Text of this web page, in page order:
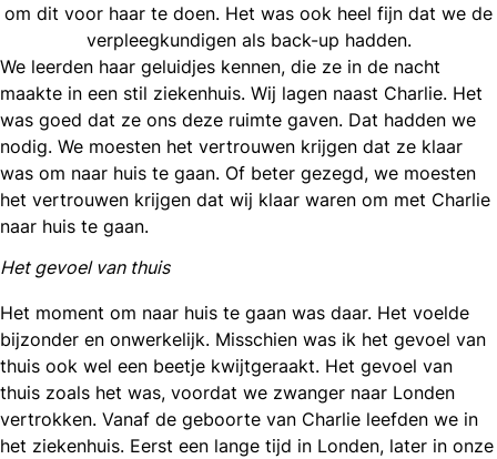
om dit voor haar te doen. Het was ook heel fijn dat we de
verpleegkundigen als back-up hadden.
We leerden haar geluidjes kennen, die ze in de nacht
maakte in een stil ziekenhuis. Wij lagen naast Charlie. Het
was goed dat ze ons deze ruimte gaven. Dat hadden we
nodig. We moesten het vertrouwen krijgen dat ze klaar
was om naar huis te gaan. Of beter gezegd, we moesten
het vertrouwen krijgen dat wij klaar waren om met Charlie
naar huis te gaan.
Het gevoel van thuis
Het moment om naar huis te gaan was daar. Het voelde
bijzonder en onwerkelijk. Misschien was ik het gevoel van
thuis ook wel een beetje kwijtgeraakt. Het gevoel van
thuis zoals het was, voordat we zwanger naar Londen
vertrokken. Vanaf de geboorte van Charlie leefden we in
het ziekenhuis. Eerst een lange tijd in Londen, later in onze